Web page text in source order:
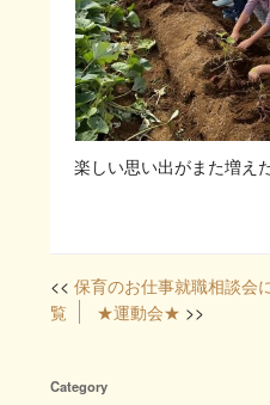
楽しい思い出がまた増え
保育のお仕事就職相談会
覧
★運動会★
Category